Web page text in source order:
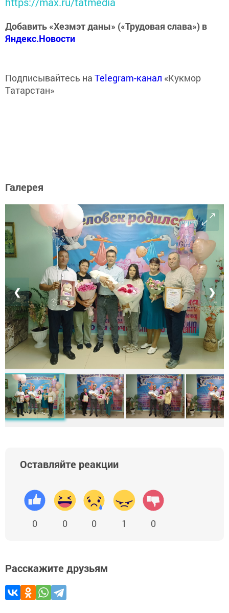
Добавить «Хезмэт даны» («Трудовая слава») в
Яндекс.Новости
Подписывайтесь на Telegram-канал «Кукмор
Татарстан»
Галерея
❮ ❯
Оставляйте реакции
0 0 0 1 0
Расскажите друзьям